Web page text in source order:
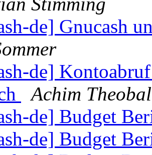
de] Gnucash
de]
Achim
de] Budget
de] Budget